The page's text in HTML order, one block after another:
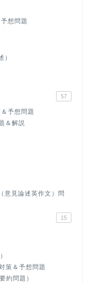
想問題
）
57
予想問題
＆解説
意見論述英作文）問
15
策＆予想問題
約問題）